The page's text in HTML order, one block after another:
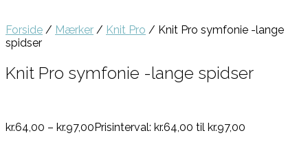
Forside / Mærker / Knit Pro / Knit Pro symfonie -lange
spidser
Knit Pro symfonie -lange spidser
kr.64,00 – kr.97,00Prisinterval: kr.64,00 til kr.97,00